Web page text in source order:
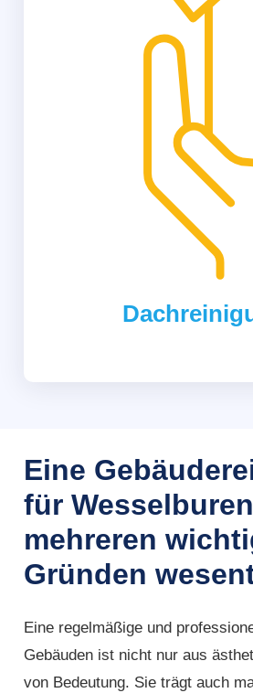
Eine
für
mehreren
Gründen
Eine regelmäßige und
Gebäuden ist nicht nur aus
von Bedeutung. Sie trägt auch